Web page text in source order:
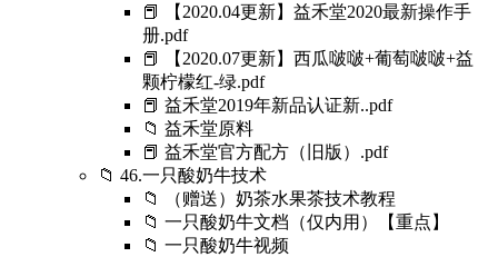
📕 【2020.04更新】益禾堂2020最新操作手
册.pdf
📕 【2020.07更新】西瓜啵啵+葡萄啵啵+益
颗柠檬红-绿.pdf
📕 益禾堂2019年新品认证新..pdf
📁 益禾堂原料
📕 益禾堂官方配方（旧版）.pdf
📁 46.一只酸奶牛技术
📁 （赠送）奶茶水果茶技术教程
📁 一只酸奶牛文档（仅内用）【重点】
📁 一只酸奶牛视频